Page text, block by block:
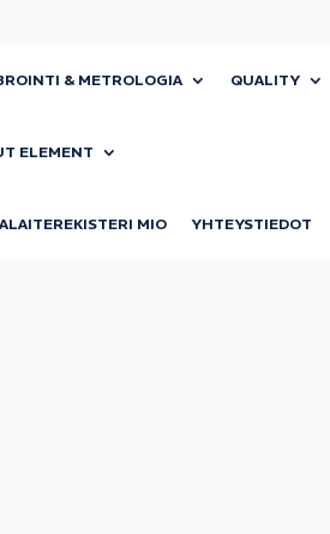
& METROLOGIA QUALITY
ELEMENT
MIO YHTEYSTIEDOT